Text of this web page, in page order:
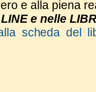
e alla piena
e nelle
scheda del